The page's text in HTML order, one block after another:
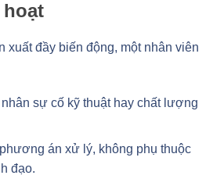
xuất đầy biến động, một nhân viên
sự cố kỹ thuật hay chất lượng
án xử lý, không phụ thuộc
đạo.